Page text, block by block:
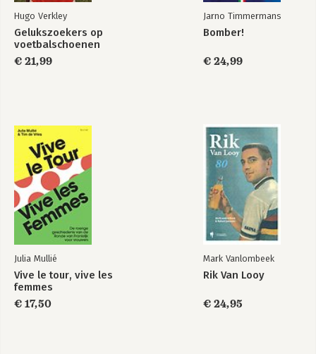
Hugo Verkley
Gelukszoekers op
voetbalschoenen
€ 21,99
Jarno Timmermans
Bomber!
€ 24,99
Julia Mullié
Vive le tour, vive les
femmes
€ 17,50
Mark Vanlombeek
Rik Van Looy
€ 24,95